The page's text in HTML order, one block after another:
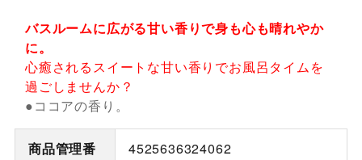
バスルームに広がる甘い香りで身も心も晴れやか
に。
心癒されるスイートな甘い香りでお風呂タイムを
過ごしませんか？
●ココアの香り。
商品管理番
4525636324062